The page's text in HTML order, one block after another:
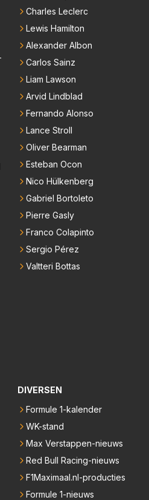
Charles Leclerc
Lewis Hamilton
Alexander Albon
Carlos Sainz
Liam Lawson
Arvid Lindblad
Fernando Alonso
Lance Stroll
Oliver Bearman
Esteban Ocon
Nico Hülkenberg
Gabriel Bortoleto
Pierre Gasly
Franco Colapinto
Sergio Pérez
Valtteri Bottas
DIVERSEN
Formule 1-kalender
WK-stand
Max Verstappen-nieuws
Red Bull Racing-nieuws
F1Maximaal.nl-producties
Formule 1-nieuws